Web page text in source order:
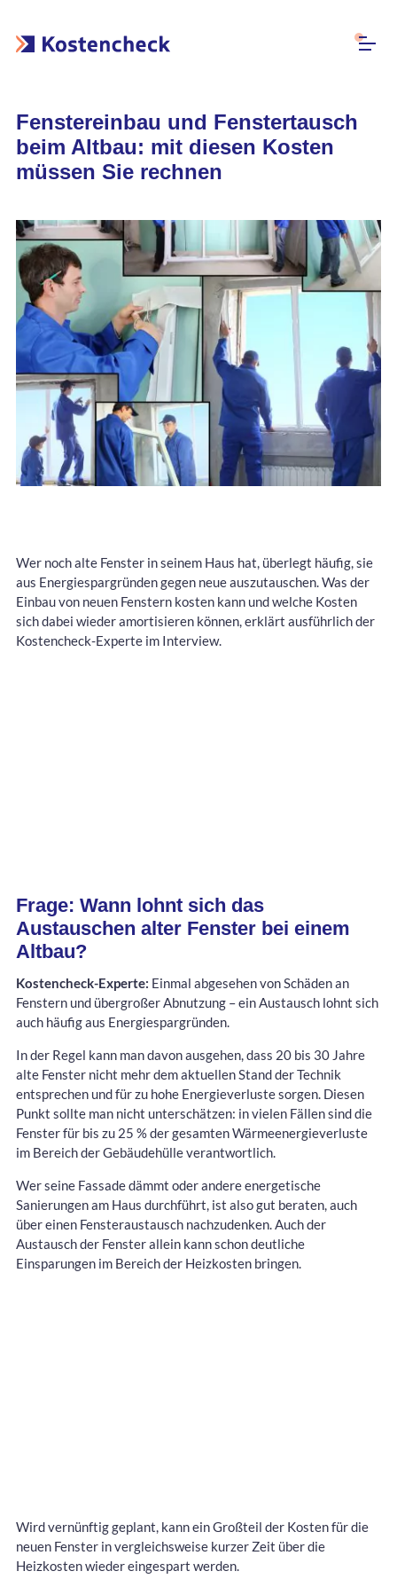
Fenstereinbau und Fenstertausch
beim Altbau: mit diesen Kosten
müssen Sie rechnen
Wer noch alte Fenster in seinem Haus hat, überlegt häufig, sie
aus Energiespargründen gegen neue auszutauschen. Was der
Einbau von neuen Fenstern kosten kann und welche Kosten
sich dabei wieder amortisieren können, erklärt ausführlich der
Kostencheck-Experte im Interview.
Frage: Wann lohnt sich das
Austauschen alter Fenster bei einem
Altbau?
Kostencheck-Experte: Einmal abgesehen von Schäden an
Fenstern und übergroßer Abnutzung – ein Austausch lohnt sich
auch häufig aus Energiespargründen.
In der Regel kann man davon ausgehen, dass 20 bis 30 Jahre
alte Fenster nicht mehr dem aktuellen Stand der Technik
entsprechen und für zu hohe Energieverluste sorgen. Diesen
Punkt sollte man nicht unterschätzen: in vielen Fällen sind die
Fenster für bis zu 25 % der gesamten Wärmeenergieverluste
im Bereich der Gebäudehülle verantwortlich.
Wer seine Fassade dämmt oder andere energetische
Sanierungen am Haus durchführt, ist also gut beraten, auch
über einen Fensteraustausch nachzudenken. Auch der
Austausch der Fenster allein kann schon deutliche
Einsparungen im Bereich der Heizkosten bringen.
Wird vernünftig geplant, kann ein Großteil der Kosten für die
neuen Fenster in vergleichsweise kurzer Zeit über die
Heizkosten wieder eingespart werden.